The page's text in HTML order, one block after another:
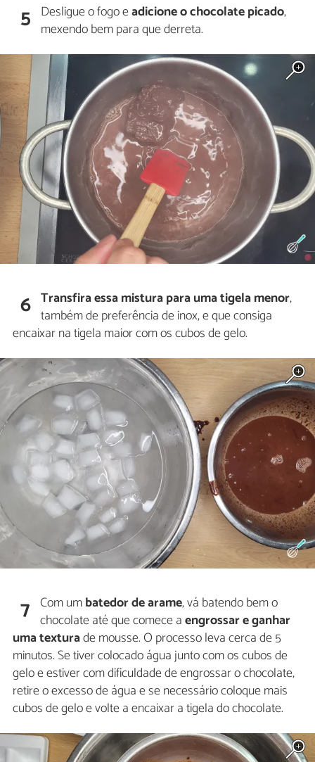
5 Desligue o fogo eadicione o chocolate picado,
mexendo bem para que derreta.
6 Transfira essa mistura para uma tigela menor,
também de preferência de inox, e que consiga
encaixar na tigela maior com os cubos de gelo.
7 Com umbatedor de arame, vá batendo bem o
chocolate até que comece aengrossar e ganhar
uma texturade mousse. O processo leva cerca de 5
minutos. Se tiver colocado água junto com os cubos de
gelo e estiver com dificuldade de engrossar o chocolate,
retire o excesso de água e se necessário coloque mais
cubos de gelo e volte a encaixar a tigela do chocolate.